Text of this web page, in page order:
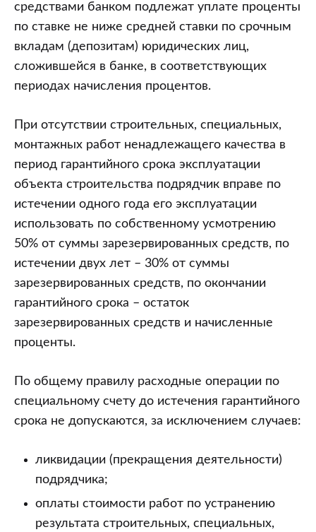
средствами банком подлежат уплате проценты
по ставке не ниже средней ставки по срочным
вкладам (депозитам) юридических лиц,
сложившейся в банке, в соответствующих
периодах начисления процентов.
При отсутствии строительных, специальных,
монтажных работ ненадлежащего качества в
период гарантийного срока эксплуатации
объекта строительства подрядчик вправе по
истечении одного года его эксплуатации
использовать по собственному усмотрению
50% от суммы зарезервированных средств, по
истечении двух лет – 30% от суммы
зарезервированных средств, по окончании
гарантийного срока – остаток
зарезервированных средств и начисленные
проценты.
По общему правилу расходные операции по
специальному счету до истечения гарантийного
срока не допускаются, за исключением случаев:
ликвидации (прекращения деятельности)
подрядчика;
оплаты стоимости работ по устранению
результата строительных, специальных,